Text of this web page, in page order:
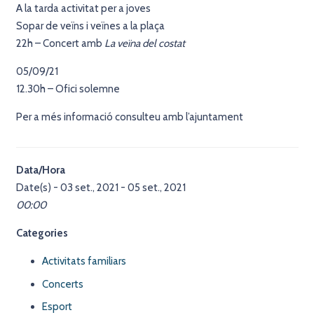
A la tarda activitat per a joves
Sopar de veïns i veïnes a la plaça
22h – Concert amb La veïna del costat
05/09/21
12.30h – Ofici solemne
Per a més informació consulteu amb l’ajuntament
Data/Hora
Date(s) - 03 set., 2021 - 05 set., 2021
00:00
Categories
Activitats familiars
Concerts
Esport